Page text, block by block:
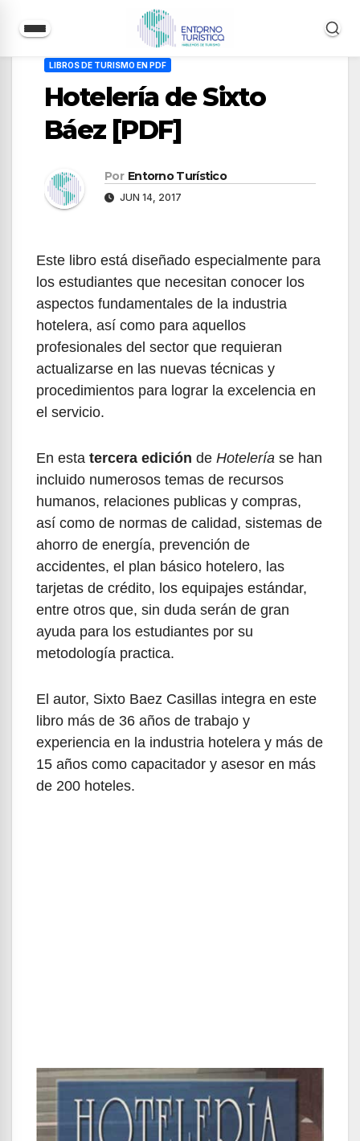
contenido
LIBROS DE TURISMO EN PDF
Hotelería de Sixto
Báez [PDF]
Por Entorno Turístico
JUN 14, 2017
Este libro está diseñado especialmente para
los estudiantes que necesitan conocer los
aspectos fundamentales de la industria
hotelera, así como para aquellos
profesionales del sector que requieran
actualizarse en las nuevas técnicas y
procedimientos para lograr la excelencia en
el servicio.
En esta tercera edición de Hotelería se han
incluido numerosos temas de recursos
humanos, relaciones publicas y compras,
así como de normas de calidad, sistemas de
ahorro de energía, prevención de
accidentes, el plan básico hotelero, las
tarjetas de crédito, los equipajes estándar,
entre otros que, sin duda serán de gran
ayuda para los estudiantes por su
metodología practica.
El autor, Sixto Baez Casillas integra en este
libro más de 36 años de trabajo y
experiencia en la industria hotelera y más de
15 años como capacitador y asesor en más
de 200 hoteles.